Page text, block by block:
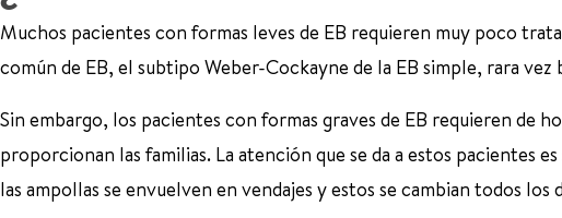
Muchos pacientes con formas leves de EB requieren muy poco
común de EB, el subtipo Weber-Cockayne de la EB simple, rara vez
Sin embargo, los pacientes con formas graves de EB requieren de
proporcionan las familias. La atención que se da a estos pacientes
las ampollas se envuelven en vendajes y estos se cambian todos los